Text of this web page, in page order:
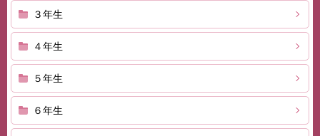
３年生
４年生
５年生
６年生